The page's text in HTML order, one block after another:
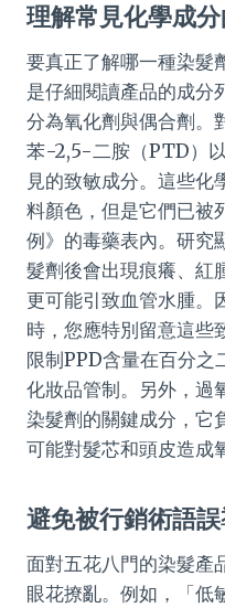
理解常見化學成
要真正了解哪一種染髮
是仔細閱讀產品的成分
分為氧化劑與偶合劑。
苯-2,5-二胺（PTD）
見的致敏成分。這些化
料顏色，但是它們已被
例》的毒藥表內。研究
髮劑後會出現痕癢、紅
更可能引致血管水腫。
時，您應特別留意這些
限制PPD含量在百分之
化妝品管制。另外，過
染髮劑的關鍵成分，它
可能對髮芯和頭皮造成
避免被行銷術語
面對五花八門的染髮產
眼花撩亂。例如，「低